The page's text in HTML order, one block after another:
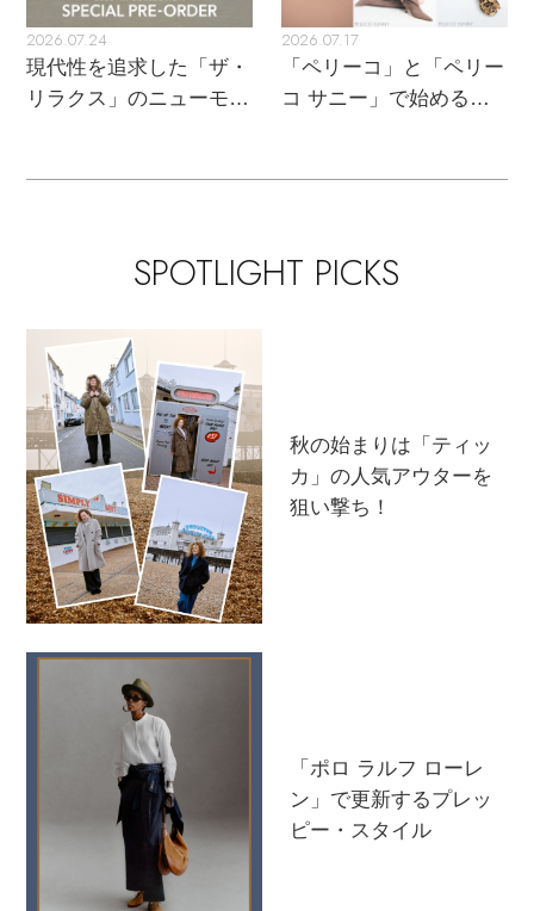
スーツケース
レッグウェア
その他(傘・ハンカチ・時計など)
チャーム
BRAND NEWS
PERSONAL COLOR
エディター厳選ギフト
2026.07.24
現代性を追求した「ザ・
リラクス」のニューモダ
2026.07.17
「ペリーコ」と「ペリー
コ サニー」で始める秋
SPOTLIGHT PICKS
秋の始まりは「ティッ
カ」の人気アウターを
狙い撃ち！
「ポロ ラルフ ローレ
ン」で更新するプレッ
ピー・スタイル